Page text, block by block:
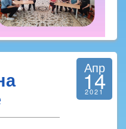
Апр
14
2021